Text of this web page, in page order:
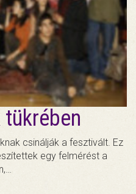
csinálják a fesztivált. Ez
egy felmérést a